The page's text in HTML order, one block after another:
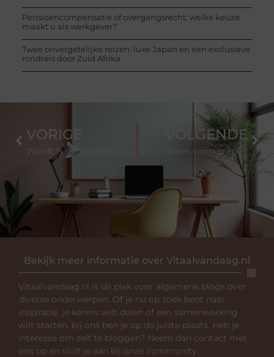
Pensioencompensatie of overgangsrecht: welke keuze
maakt u als werkgever?
Twee onvergetelijke reizen: luxe Japan en een exclusieve
rondreis door Zuid Afrika
Bekijk meer informatie over Vitaalvandaag.nl
Vitaalvandaag.nl is dé plek voor algemene blogs over
diverse onderwerpen. Of je nu op zoek bent naar
inspiratie, je kennis wilt delen of een samenwerking
wilt starten, bij ons ben je op de juiste plaats. Heb je
interesse om zelf te bloggen? Neem dan contact met
ons op en sluit je aan bij onze community.
VORIGE VOLGENDE
4 Voordelen van werkplekcoaching